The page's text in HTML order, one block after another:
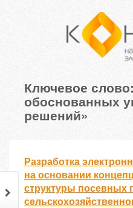
Ключевое
обоснованных
решений»
Разработка
на основании
структуры посевных